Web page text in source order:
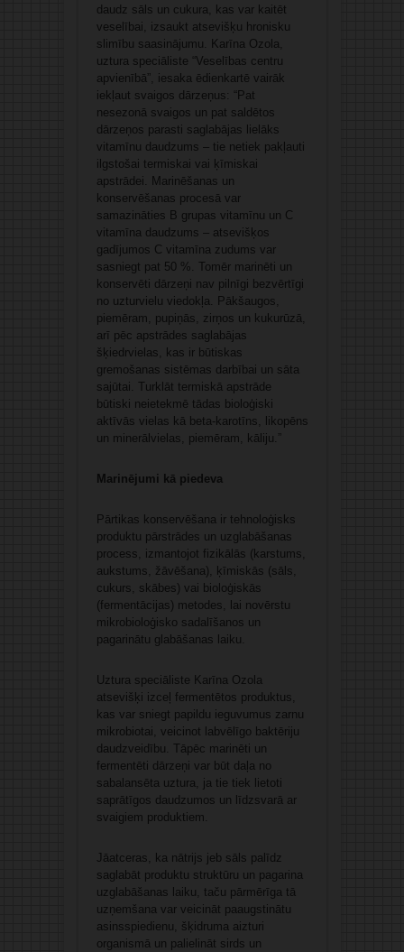
daudz sāls un cukura, kas var kaitēt
veselībai, izsaukt atsevišķu hronisku
slimību saasinājumu. Karīna Ozola,
uztura speciāliste “Veselības centru
apvienībā”, iesaka ēdienkartē vairāk
iekļaut svaigos dārzeņus: “Pat
nesezonā svaigos un pat saldētos
dārzeņos parasti saglabājas lielāks
vitamīnu daudzums – tie netiek pakļauti
ilgstošai termiskai vai ķīmiskai
apstrādei. Marinēšanas un
konservēšanas procesā var
samazināties B grupas vitamīnu un C
vitamīna daudzums – atsevišķos
gadījumos C vitamīna zudums var
sasniegt pat 50 %. Tomēr marinēti un
konservēti dārzeņi nav pilnīgi bezvērtīgi
no uzturvielu viedokļa. Pākšaugos,
piemēram, pupiņās, zirņos un kukurūzā,
arī pēc apstrādes saglabājas
šķiedrvielas, kas ir būtiskas
gremošanas sistēmas darbībai un sāta
sajūtai. Turklāt termiskā apstrāde
būtiski neietekmē tādas bioloģiski
aktīvās vielas kā beta-karotīns, likopēns
un minerālvielas, piemēram, kāliju.”
Marinējumi kā piedeva
Pārtikas konservēšana ir tehnoloģisks
produktu pārstrādes un uzglabāšanas
process, izmantojot fizikālās (karstums,
aukstums, žāvēšana), ķīmiskās (sāls,
cukurs, skābes) vai bioloģiskās
(fermentācijas) metodes, lai novērstu
mikrobioloģisko sadalīšanos un
pagarinātu glabāšanas laiku.
Uztura speciāliste Karīna Ozola
atsevišķi izceļ fermentētos produktus,
kas var sniegt papildu ieguvumus zarnu
mikrobiotai, veicinot labvēlīgo baktēriju
daudzveidību. Tāpēc marinēti un
fermentēti dārzeņi var būt daļa no
sabalansēta uztura, ja tie tiek lietoti
saprātīgos daudzumos un līdzsvarā ar
svaigiem produktiem.
Jāatceras, ka nātrijs jeb sāls palīdz
saglabāt produktu struktūru un pagarina
uzglabāšanas laiku, taču pārmērīga tā
uzņemšana var veicināt paaugstinātu
asinsspiedienu, šķidruma aizturi
organismā un palielināt sirds un